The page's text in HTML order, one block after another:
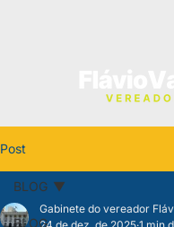
Post
BLOG
BLOG
Gabinete do vereador